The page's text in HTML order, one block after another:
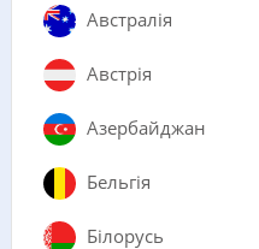
Австралія
Австрія
Азербайджан
Бельгія
Білорусь